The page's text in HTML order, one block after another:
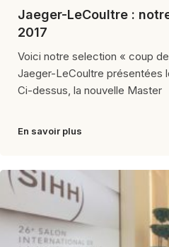
Jaeger-LeCoultre :
2017
Voici notre selection « coup
Jaeger-LeCoultre présentées
Ci-dessus, la nouvelle Master
En savoir plus